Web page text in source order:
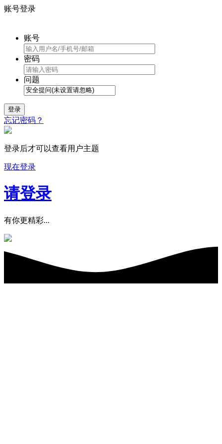
账号登录
账号
密码
问题
登录
忘记密码？
登录后才可以查看用户主题
现在登录
请登录
有你更精彩...